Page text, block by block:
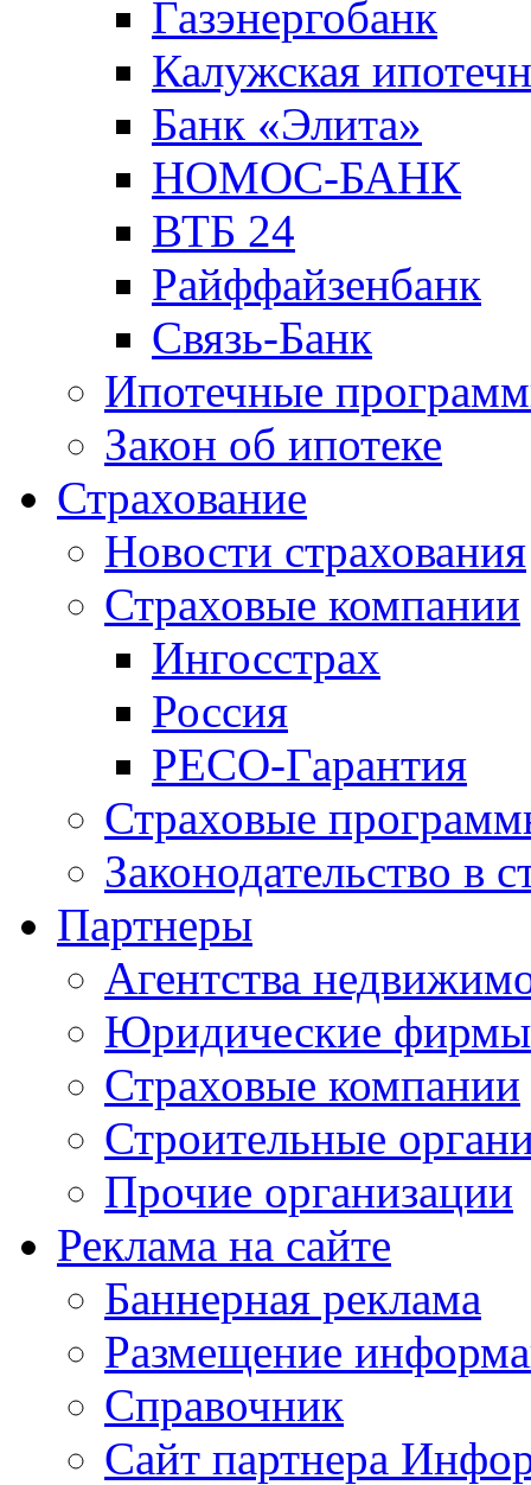
Газэнергобанк
Калужская
Банк «Элита»
НОМОС-БАНК
ВТБ 24
Райффайзенбанк
Связь-Банк
Ипотечные
Закон об ипотеке
Страхование
Новости страхования
Страховые компании
Ингосстрах
Россия
РЕСО-Гарантия
Страховые
Законодательство в
Партнеры
Агентства
Юридические фирмы
Страховые компании
Строительные
Прочие организации
Реклама на сайте
Баннерная реклама
Размещение
Справочник
Сайт партнера